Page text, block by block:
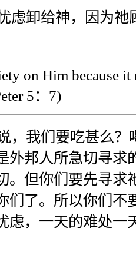
虑卸给神，因为祂
on Him because it
5：7)
，我们要吃甚么？
外邦人所急切寻求
。但你们要先寻求
们了。所以你们不
虑，一天的难处一